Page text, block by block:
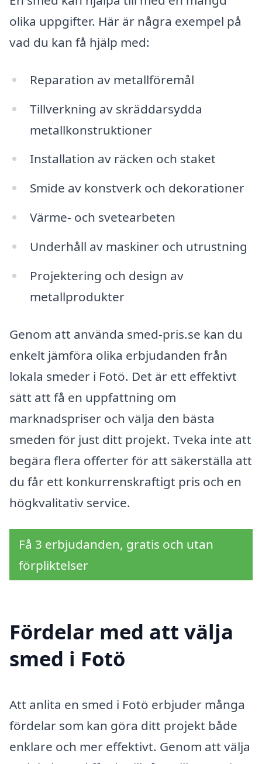
olika uppgifter. Här är några exempel på
vad du kan få hjälp med:
Reparation av metallföremål
Tillverkning av skräddarsydda
metallkonstruktioner
Installation av räcken och staket
Smide av konstverk och dekorationer
Värme- och svetearbeten
Underhåll av maskiner och utrustning
Projektering och design av
metallprodukter
Genom att använda smed-pris.se kan du
enkelt jämföra olika erbjudanden från
lokala smeder i Fotö. Det är ett effektivt
sätt att få en uppfattning om
marknadspriser och välja den bästa
smeden för just ditt projekt. Tveka inte att
begära flera offerter för att säkerställa att
du får ett konkurrenskraftigt pris och en
högkvalitativ service.
Få 3 erbjudanden, gratis och utan
förpliktelser
Fördelar med att välja
smed i Fotö
Att anlita en smed i Fotö erbjuder många
fördelar som kan göra ditt projekt både
enklare och mer effektivt. Genom att välja